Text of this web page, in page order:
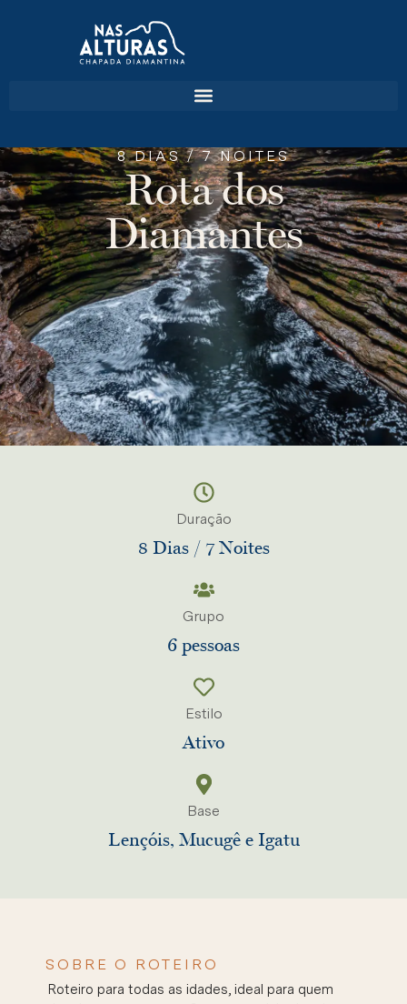
8 DIAS / 7 NOITES
Rota dos
Diamantes
Duração
8 Dias / 7 Noites
Grupo
6 pessoas
Estilo
Ativo
Base
Lençóis, Mucugê e Igatu
SOBRE O ROTEIRO
Roteiro para todas as idades, ideal para quem